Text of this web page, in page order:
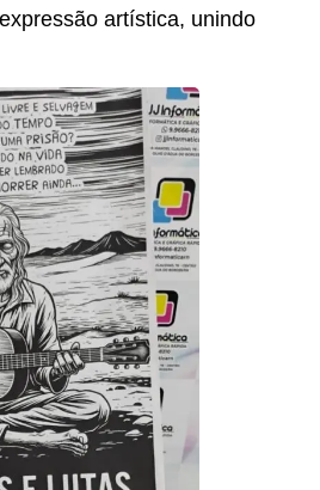
artística, unindo